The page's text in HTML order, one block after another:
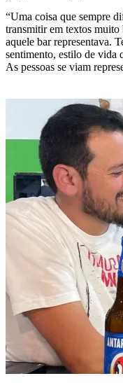
“Uma coisa que sempre
transmitir em textos muito
aquele bar representava.
sentimento, estilo de vida
As pessoas se viam